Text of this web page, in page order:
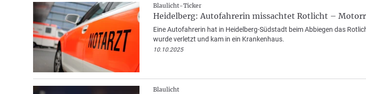
Blaulicht-Ticker
Heidelberg: Autofahrerin missachtet Rotlicht –
Eine Autofahrerin hat in Heidelberg-Südstadt beim Abbiegen das
wurde verletzt und kam in ein Krankenhaus.
10.10.2025
Blaulicht